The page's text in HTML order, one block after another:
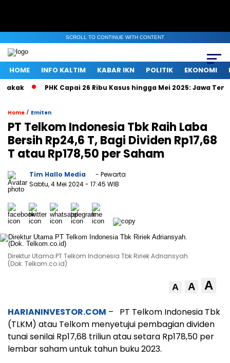
SCROLL TO CONTINUE WITH CONTENT
HOME INFO KALTIM KABAR IKN POLITIK EKONOMI
PHK Capai 26 Ribu Kasus hingga Mei 2025: Jawa
Home / Emiten
PT Telkom Indonesia Tbk Raih Laba
Bersih Rp24,6 T, Bagi Dividen Rp17,68
T atau Rp178,50 per Saham
Tim Hallo Media
- Pewarta
Sabtu, 4 Mei 2024- 17:45 WIB
Direktur Utama PT Telkom Indonesia Tbk Ririek Adriansyah.
(Dok. Telkom.co.id)
A A A
HARIANINVESTOR.COM – PT Telkom Indonesia Tbk
(TLKM) atau Telkom menyetujui pembagian dividen
tunai senilai Rp17,68 triliun atau setara Rp178,50 per
lembar saham untuk tahun buku 2023.